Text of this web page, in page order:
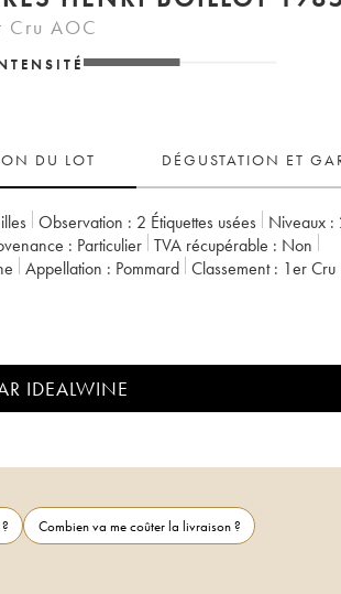
Cru AOC
DU LOT DÉGUSTATION ET
Observation : 2 Étiquettes usées Niveaux :
: particulier TVA récupérable :
non
Appellation : Pommard Classement :
1er Cru
IDEALWINE
Combien va me coûter la livraison ?